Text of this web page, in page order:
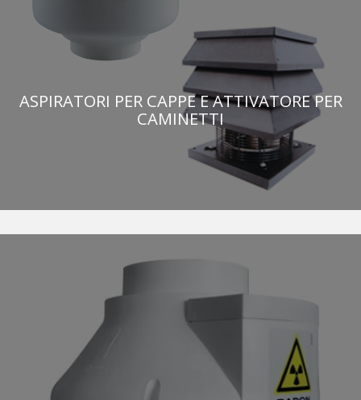
ASPIRATORI PER CAPPE E ATTIVATORE PER
CAMINETTI